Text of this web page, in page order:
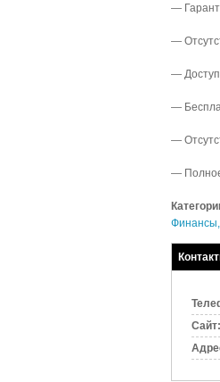
—
—
— Доступ
—
—
—
Финансы,
Сайт: